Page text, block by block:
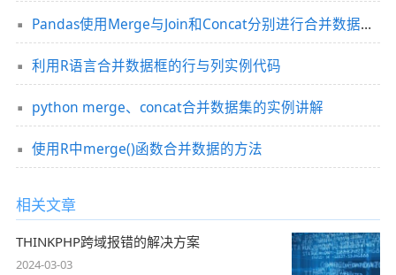
Pandas使用Merge与Join和Concat分别进行合并数据效率对比分析
利用R语言合并数据框的行与列实例代码
python merge、concat合并数据集的实例讲解
使用R中merge()函数合并数据的方法
相关文章
THINKPHP跨域报错的解决方案
2024-03-03